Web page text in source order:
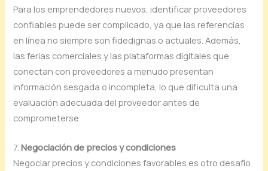
Para los emprendedores nuevos, identificar proveedores
confiables puede ser complicado, ya que las referencias
en línea no siempre son fidedignas o actuales. Además,
las ferias comerciales y las plataformas digitales que
conectan con proveedores a menudo presentan
información sesgada o incompleta, lo que dificulta una
evaluación adecuada del proveedor antes de
comprometerse.
7.Negociación de precios y condiciones
Negociar precios y condiciones favorables es otro desafío